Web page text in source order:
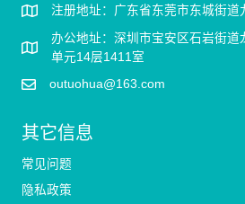
注册地址：广东省东莞市东城街道
办公地址：深圳市宝安区石岩街道
单元14层1411室
outuohua@163.com
其它信息
常见问题
隐私政策